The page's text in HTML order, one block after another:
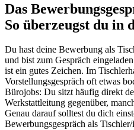
Das
So überzeugst du in
Du hast deine Bewerbung als
und bist zum Gespräch
ist ein gutes Zeichen. Im
Vorstellungsgespräch oft etwas
Bürojobs: Du sitzt häufig direkt
Werkstattleitung gegenüber,
Genau darauf solltest du dich
Bewerbungsgespräch als